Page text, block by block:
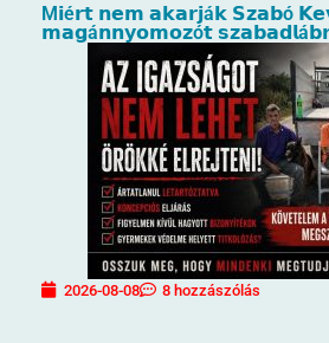
M𝗶é𝗿𝘁 𝗻𝗲𝗺 𝗮𝗸𝗮𝗿𝗷á𝗸 𝗦𝘇𝗮𝗯ó
𝗺𝗮𝗴á𝗻𝗻𝘆𝗼𝗺𝗼𝘇ó𝘁
2026-08-08 8 hozzászólás